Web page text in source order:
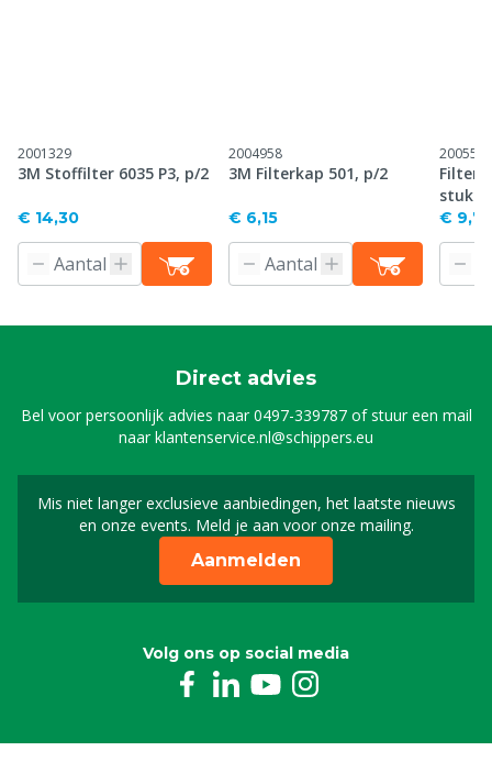
2001329
3M Stoffilter 6035 P3, p/2
€ 14,30
2004958
3M Filterkap 501, p/2
€ 6,15
2005509
stuk
€
Direct advies
Bel voor persoonlijk advies naar0497-339787of stuur een mail
naarklantenservice.nl@schippers.eu
Mis niet langer exclusieve aanbiedingen, het laatste nieuws
en onze events. Meld je aan voor onze mailing.
Schrijf je in voor onze
Aanmelden
Volg ons op social media